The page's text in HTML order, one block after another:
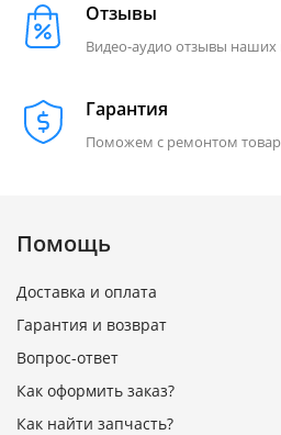
Отзывы
Видео-аудио отзывы наших
Гарантия
Поможем с ремонтом
Помощь
Доставка и оплата
Гарантия и возврат
Вопрос-ответ
Как оформить заказ?
Как найти запчасть?